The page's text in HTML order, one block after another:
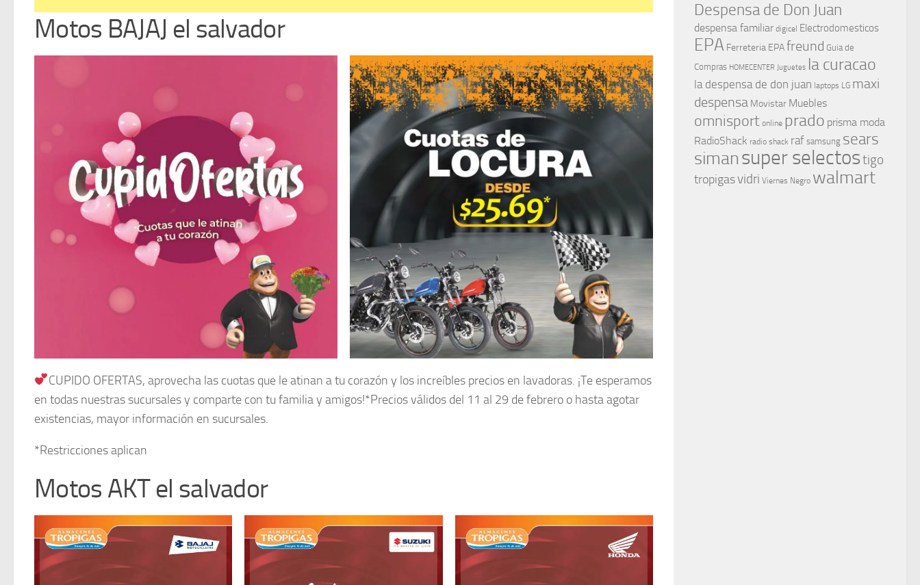
Motos BAJAJ el salvador
CUPIDO OFERTAS, aprovecha las cuotas que le atinan a tu corazón y los increíbles precios en lavadoras. ¡Te esperamos
en todas nuestras sucursales y comparte con tu familia y amigos!*Precios válidos del 11 al 29 de febrero o hasta agotar
existencias, mayor información en sucursales.
*Restricciones aplican
Motos AKT el salvador
Despensa de Don Juan
despensa familiar digicel Electrodomesticos
EPA Ferreteria EPAfreund Guia de
Compras HOMECENTER Juguetes la curacao
la despensa de don juan laptops LG maxi
despensa Movistar Muebles
omnisport online prado prisma moda
RadioShack radio shack raf samsung sears
simansuper selectostigo
tropigasvidri Viernes Negro walmart